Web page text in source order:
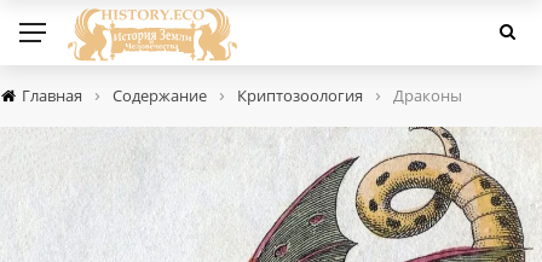
Главная › Содержание › Криптозоология › Драконы